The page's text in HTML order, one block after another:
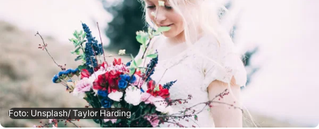
Foto: Unsplash/ Taylor Harding